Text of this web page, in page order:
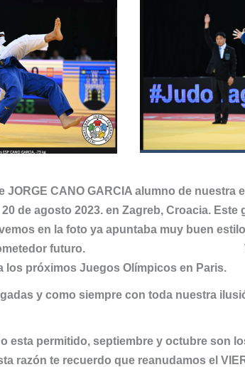
CANO GARCIA alumno de nuestra
de agosto 2023. en Zagreb, Croacia.
en la foto ya apuntaba muy buen
un prometedor futuro. Vamos a
los próximos Juegos Olímpicos en Paris.
y como siempre con toda nuestra
permitido, septiembre y octubre son
razón te recuerdo que reanudamos el